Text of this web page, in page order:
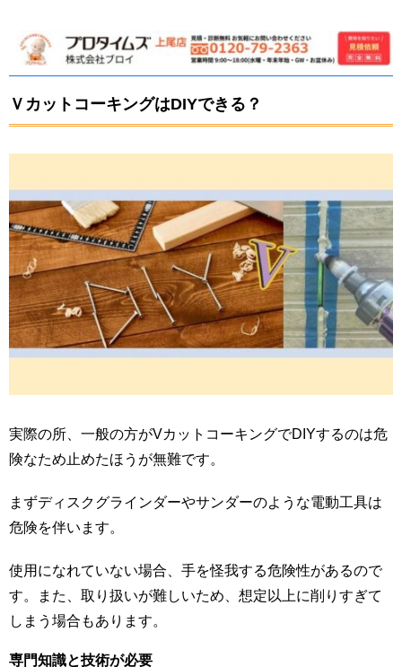
ＶカットコーキングはDIYできる？
実際の所、一般の方がVカットコーキングでDIYするのは危
険なため止めたほうが無難です。
まずディスクグラインダーやサンダーのような電動工具は
危険を伴います。
使用になれていない場合、手を怪我する危険性があるので
す。また、取り扱いが難しいため、想定以上に削りすぎて
しまう場合もあります。
専門知識と技術が必要